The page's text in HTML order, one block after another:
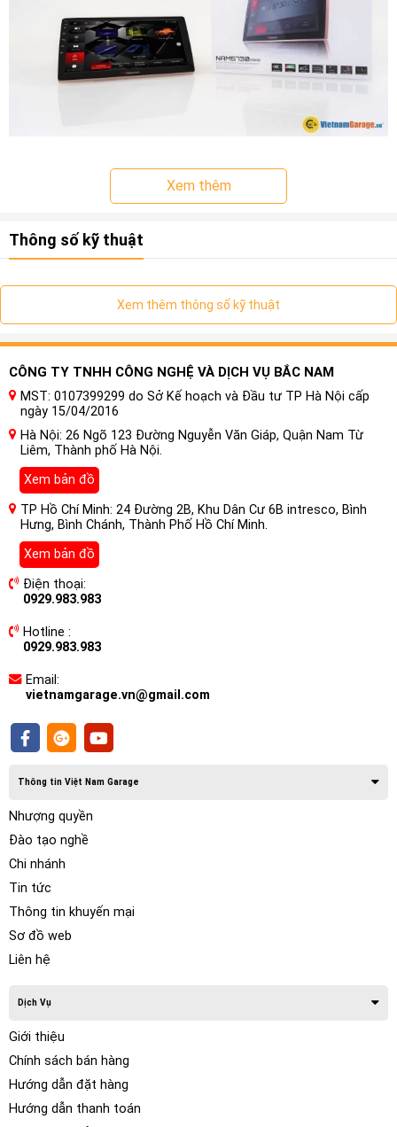
Hầu hết các loại màn hình Nakamichi hiện nay sử dụng hệ
điều hành Android – hệ điều hành phổ biến nhất thế giới,
thiết kế giao diện thông minh, mượt mà, thân thiện với
người dùng, kho ứng dụng khổng lồ hỗ trợ quá trình tham
gia giao thông và các nhu cầu giải trí khác.
Công dụng nổi bật của Màn Hình Ô
tô Nakamichi Nam5730 Âm Thanh
Hires, DSD, DTS cho xe Toyota
Corolla Altis
Kết nối internet
lúc. Với màn hình ô tô Nakamichi, điều này trở nên dễ dàng
diện trước mặt. Màn hình kết nối internet đầy đủ như một
chiếc máy tính bảng giúp làm mọi việc dễ dàng. Đồng thời,
nhanh chóng và thuận tiện.
Cả thế giới bỗng chốc thu bé lại vừa bằng … cái màn
Xem thêm
Thông số kỹ thuật
Xem thêm thông số kỹ thuật
CÔNG TY TNHH CÔNG NGHỆ VÀ DỊCH VỤ BẮC NAM
MST: 0107399299 do Sở Kế hoạch và Đầu tư TP Hà Nội cấp
ngày 15/04/2016
Hà Nội: 26 Ngõ 123 Đường Nguyễn Văn Giáp, Quận Nam Từ
Liêm, Thành phố Hà Nội.
Xem bản đồ
TP Hồ Chí Minh: 24 Đường 2B, Khu Dân Cư 6B intresco, Bình
Hưng, Bình Chánh, Thành Phố Hồ Chí Minh.
Xem bản đồ
Điện thoại:
0929.983.983
Hotline :
0929.983.983
Email:
vietnamgarage.vn@gmail.com
Thông tin Việt Nam Garage
Nhượng quyền
Đào tạo nghề
Chi nhánh
Tin tức
Thông tin khuyến mại
Sơ đồ web
Liên hệ
Dịch Vụ
Giới thiệu
Chính sách bán hàng
Hướng dẫn đặt hàng
Hướng dẫn thanh toán